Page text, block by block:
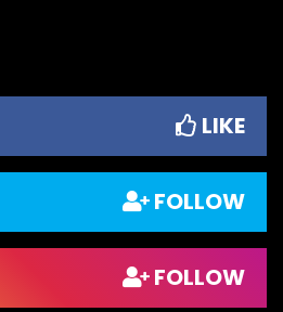
LIKE
FOLLOW
FOLLOW